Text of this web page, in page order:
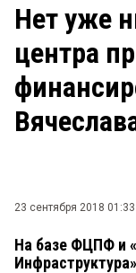
ЗАКОН
НОВОСТИ
Нет уже
центра
23 сентября 2018 01:33
На базе ФЦПФ и